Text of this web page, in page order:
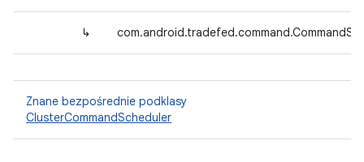
↳
Znane bezpośrednie podklasy
ClusterCommandScheduler